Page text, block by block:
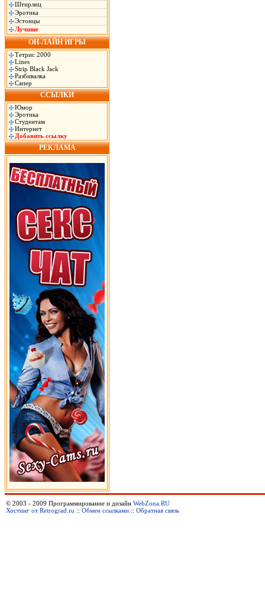
Штирлиц
Эротика
Эстонцы
Лучшие
ОН-ЛАЙН ИГРЫ
Тетрис 2000
Lines
Strip Black Jack
Разбивалка
Сапер
ССЫЛКИ
Юмор
Эротика
Студентам
Интернет
Добавить ссылку
РЕКЛАМА
© 2003 - 2009 Программирование и дизайн WebZona.RU
Хостинг от Retrograd.ru :: Обмен ссылками :: Обратная связь